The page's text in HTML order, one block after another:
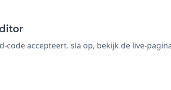
accepteert. sla op, bekijk de live-